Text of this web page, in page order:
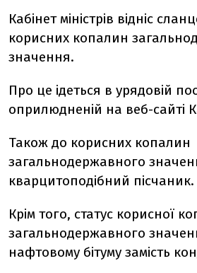
Кабінет міністрів відніс
корисних копалин
значення.
Про це ідеться в урядовій
оприлюдненій на веб-сайті
Також до корисних копалин
загальнодержавного
кварцитоподібний пісчаник.
Крім того, статус корисної
загальнодержавного
нафтовому бітуму замість